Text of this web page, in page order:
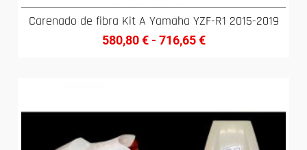
Carenado de fibra Kit A Yamaha YZF-R1 2015-2019
580,80€ - 716,65€